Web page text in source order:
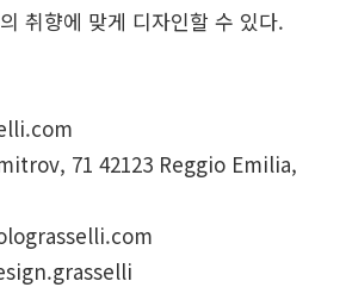
취향에 맞게 디자인할 수 있다.
71 42123 Reggio Emilia,